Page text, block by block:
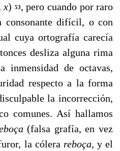
x) 53, pero cuando por raro
consonante difícil, o con
cuya ortografía carecía
des­liza alguna rima
inmensidad de octavas,
respecto a la forma
la incorrección,
comunes. Así hallamos
(falsa grafía, en vez
la cólera reboça, y el